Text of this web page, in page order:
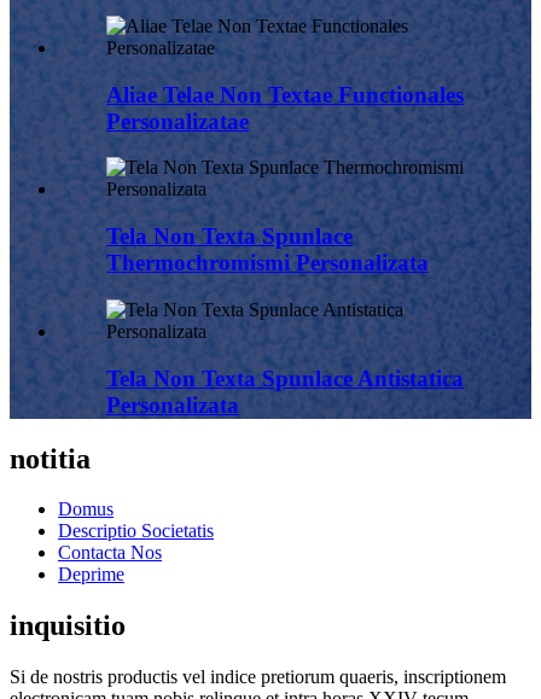
Aliae Telae Non Textae Functionales
Personalizatae
Tela Non Texta Spunlace
Thermochromismi Personalizata
Tela Non Texta Spunlace Antistatica
Personalizata
notitia
Domus
Descriptio Societatis
Contacta Nos
Deprime
inquisitio
Si de nostris productis vel indice pretiorum quaeris, inscriptionem